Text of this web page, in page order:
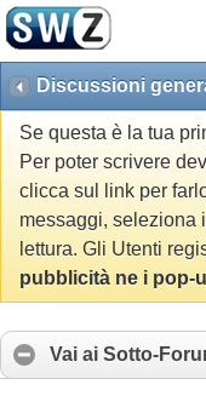
Discussioni
Se questa è la tua
Per poter scrivere
clicca sul link per
messaggi, seleziona
lettura. Gli Utenti
pubblicità ne i pop-
Vai ai Sotto-